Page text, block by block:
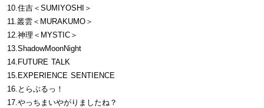
10.住吉＜SUMIYOSHI＞
11.叢雲＜MURAKUMO＞
12.神理＜MYSTIC＞
13.ShadowMoonNight
14.FUTURE TALK
15.EXPERIENCE SENTIENCE
16.とらぶるっ！
17.やっちまいやがりましたね？